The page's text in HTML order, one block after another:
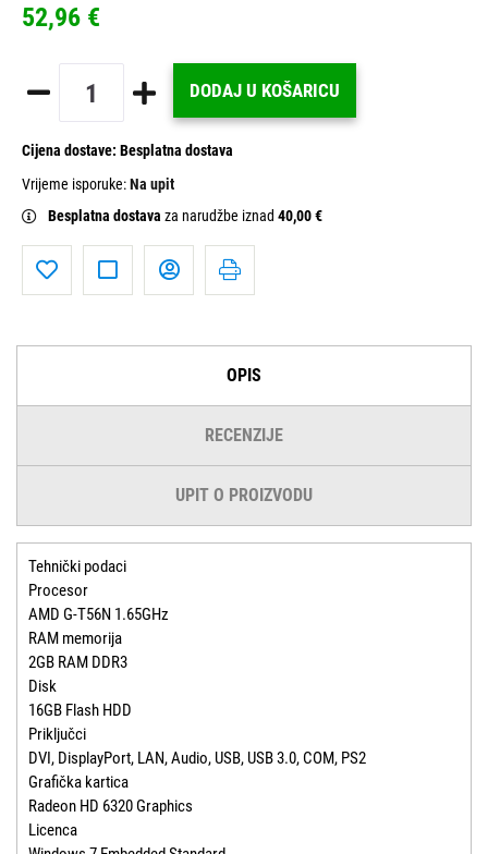
52,96 €
DODAJ U KOŠARICU
Cijena dostave: Besplatna dostava
Vrijeme isporuke:Na upit
Besplatna dostava za narudžbe iznad 40,00 €
OPIS
RECENZIJE
UPIT O PROIZVODU
Tehnički podaci
Procesor
AMD G-T56N 1.65GHz
RAM memorija
2GB RAM DDR3
Disk
16GB Flash HDD
Priključci
DVI, DisplayPort, LAN, Audio, USB, USB 3.0, COM, PS2
Grafička kartica
Radeon HD 6320 Graphics
Licenca